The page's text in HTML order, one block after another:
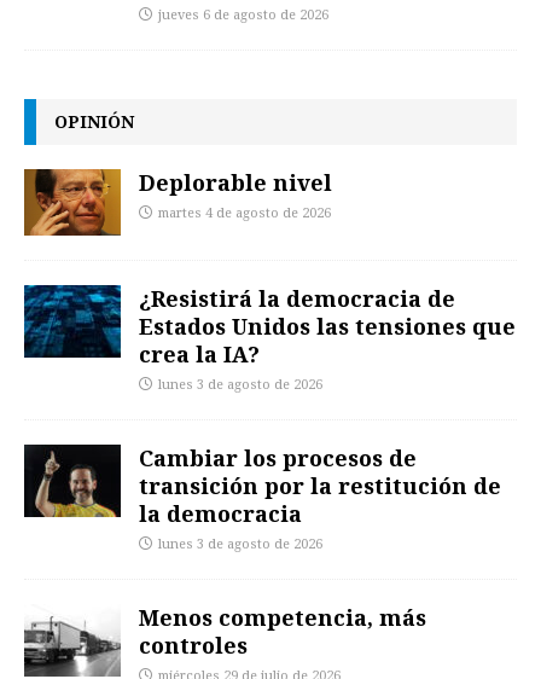
jueves 6 de agosto de 2026
OPINIÓN
Deplorable nivel
martes 4 de agosto de 2026
¿Resistirá la democracia de
Estados Unidos las tensiones que
crea la IA?
lunes 3 de agosto de 2026
Cambiar los procesos de
transición por la restitución de
la democracia
lunes 3 de agosto de 2026
Menos competencia, más
controles